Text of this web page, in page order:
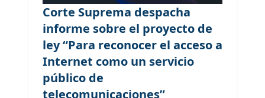
Corte Suprema despacha
informe sobre el proyecto de
ley “Para reconocer el acceso a
Internet como un servicio
público de
telecomunicaciones”